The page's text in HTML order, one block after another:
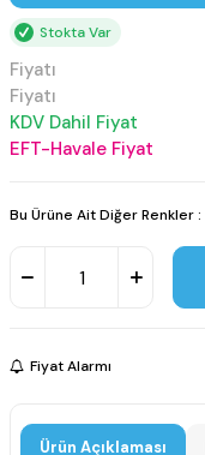
Stokta Var
Fiyatı
Fiyatı
KDV Dahil Fiyat
EFT-Havale Fiyat
Bu Ürüne Ait Diğer Renkler :
Fiyat Alarmı
Ürün Açıklaması